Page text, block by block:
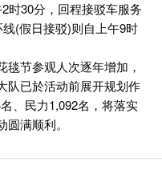
时30分，回程接驳车服务
(假日接驳)则自上午9时
节参观人次逐年增加，
队已於活动前展开规划作
、民力1,092名，将落实
满顺利。